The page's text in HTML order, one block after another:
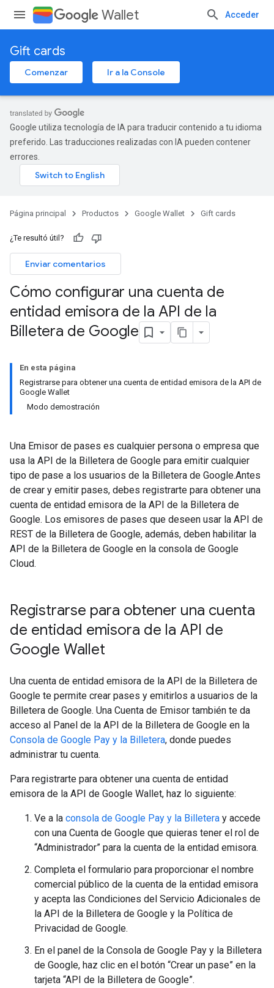
Wallet Acceder
Gift cards
Comenzar Ir a la Console
Google utiliza tecnología de IA para traducir contenido a tu idioma
preferido. Las traducciones realizadas con IA pueden contener
errores.
Página principal Productos Google Wallet Gift cards
¿Te resultó útil?
Enviar comentarios
Cómo configurar una cuenta de
entidad emisora de la API de la
Billetera de Google
En esta página
Registrarse para obtener una cuenta de entidad emisora de la API de
Google Wallet
Modo demostración
Una Emisor de pases es cualquier persona o empresa que
usa la API de la Billetera de Google para emitir cualquier
tipo de pase a los usuarios de la Billetera de Google.Antes
de crear y emitir pases, debes registrarte para obtener una
cuenta de entidad emisora de la API de la Billetera de
Google. Los emisores de pases que deseen usar la API de
REST de la Billetera de Google, además, deben habilitar la
API de la Billetera de Google en la consola de Google
Cloud.
Registrarse para obtener una cuenta
de entidad emisora de la API de
Google Wallet
Una cuenta de entidad emisora de la API de la Billetera de
Google te permite crear pases y emitirlos a usuarios de la
Billetera de Google. Una Cuenta de Emisor también te da
acceso al Panel de la API de la Billetera de Google en la
Consola de Google Pay y la Billetera, donde puedes
administrar tu cuenta.
Para registrarte para obtener una cuenta de entidad
emisora de la API de Google Wallet, haz lo siguiente:
Ve a la consola de Google Pay y la Billetera y accede
con una Cuenta de Google que quieras tener el rol de
“Administrador” para la cuenta de la entidad emisora.
Completa el formulario para proporcionar el nombre
comercial público de la cuenta de la entidad emisora
y acepta las Condiciones del Servicio Adicionales de
la API de la Billetera de Google y la Política de
Privacidad de Google.
En el panel de la Consola de Google Pay y la Billetera
de Google, haz clic en el botón “Crear un pase” en la
tarjeta “API de la Billetera de Google”.